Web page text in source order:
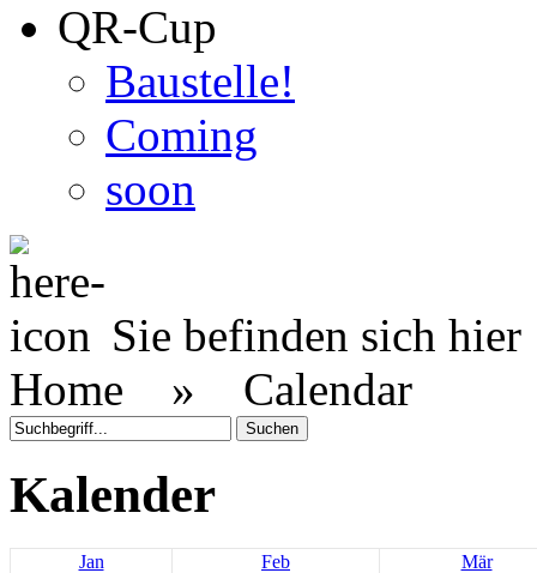
QR-Cup
Baustelle!
Coming
soon
Sie befinden sich hier
Home » Calendar
Kalender
Jan Feb
Mär